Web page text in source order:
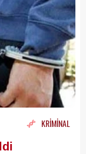
KRİMİNAL